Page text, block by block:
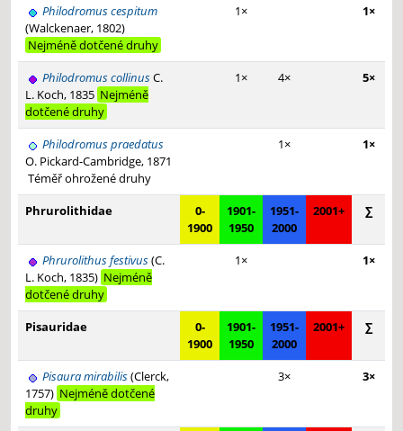
Philodromus cespitum
(Walckenaer, 1802)
Nejméně dotčené druhy
1× 1×
Philodromus collinusC.
L. Koch, 1835 Nejméně
dotčené druhy
1× 4× 5×
Philodromus praedatus
O. Pickard-Cambridge, 1871
Téměř ohrožené druhy
1× 1×
Phrurolithidae
0-
1900
1901-
1950
1951-
2000
2001+ ∑
Phrurolithus festivus(C.
L. Koch, 1835) Nejméně
dotčené druhy
1× 1×
Pisauridae
0-
1900
1901-
1950
1951-
2000
2001+ ∑
Pisaura mirabilis(Clerck,
1757) Nejméně dotčené
druhy
3× 3×